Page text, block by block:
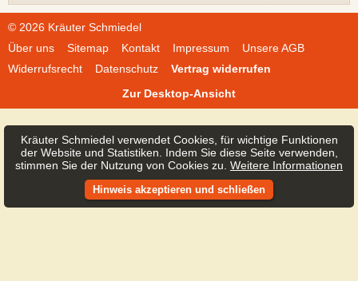
Kräuter Schmiedel verwendet Cookies, für wichtige Funktionen
der Website und Statistiken. Indem Sie diese Seite verwenden,
stimmen Sie der Nutzung von Cookies zu. Weitere Informationen
Hinweis akzeptieren und schließen
© 2026 Kräuter Schmiedel
Über uns
Sitemap Kontakt Impressum
Unsere AGB
Widerrufsrecht
Datenschutz
Vertrag widerrufen
Zur Desktop-Ansicht